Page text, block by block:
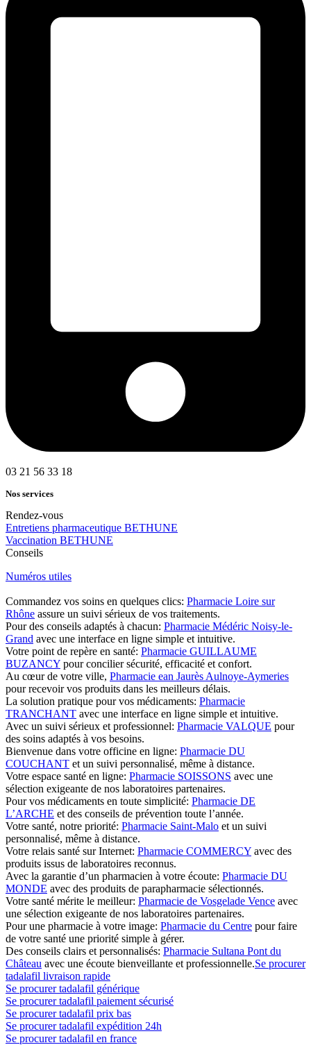
03 21 56 33 18
Nos services
Rendez-vous
Entretiens pharmaceutique BETHUNE
Vaccination BETHUNE
Conseils
Numéros utiles
Commandez vos soins en quelques clics: Pharmacie Loire sur
Rhône assure un suivi sérieux de vos traitements.
Pour des conseils adaptés à chacun: Pharmacie Médéric Noisy-le-
Grand avec une interface en ligne simple et intuitive.
Votre point de repère en santé: Pharmacie GUILLAUME
BUZANCY pour concilier sécurité, efficacité et confort.
Au cœur de votre ville, Pharmacie ean Jaurès Aulnoye-Aymeries
pour recevoir vos produits dans les meilleurs délais.
La solution pratique pour vos médicaments: Pharmacie
TRANCHANT avec une interface en ligne simple et intuitive.
Avec un suivi sérieux et professionnel: Pharmacie VALQUE pour
des soins adaptés à vos besoins.
Bienvenue dans votre officine en ligne: Pharmacie DU
COUCHANT et un suivi personnalisé, même à distance.
Votre espace santé en ligne: Pharmacie SOISSONS avec une
sélection exigeante de nos laboratoires partenaires.
Pour vos médicaments en toute simplicité: Pharmacie DE
L’ARCHE et des conseils de prévention toute l’année.
Votre santé, notre priorité: Pharmacie Saint-Malo et un suivi
personnalisé, même à distance.
Votre relais santé sur Internet: Pharmacie COMMERCY avec des
produits issus de laboratoires reconnus.
Avec la garantie d’un pharmacien à votre écoute: Pharmacie DU
MONDE avec des produits de parapharmacie sélectionnés.
Votre santé mérite le meilleur: Pharmacie de Vosgelade Vence avec
une sélection exigeante de nos laboratoires partenaires.
Pour une pharmacie à votre image: Pharmacie du Centre pour faire
de votre santé une priorité simple à gérer.
Des conseils clairs et personnalisés: Pharmacie Sultana Pont du
Château avec une écoute bienveillante et professionnelle.Se procurer
tadalafil livraison rapide
Se procurer tadalafil générique
Se procurer tadalafil paiement sécurisé
Se procurer tadalafil prix bas
Se procurer tadalafil expédition 24h
Se procurer tadalafil en france